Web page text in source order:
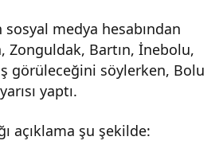
sosyal medya hesabından
Zonguldak, Bartın, İnebolu,
görüleceğini söylerken, Bolu
yaptı.
açıklama şu şekilde: